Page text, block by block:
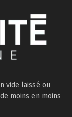
vide laissé ou
moins en moins